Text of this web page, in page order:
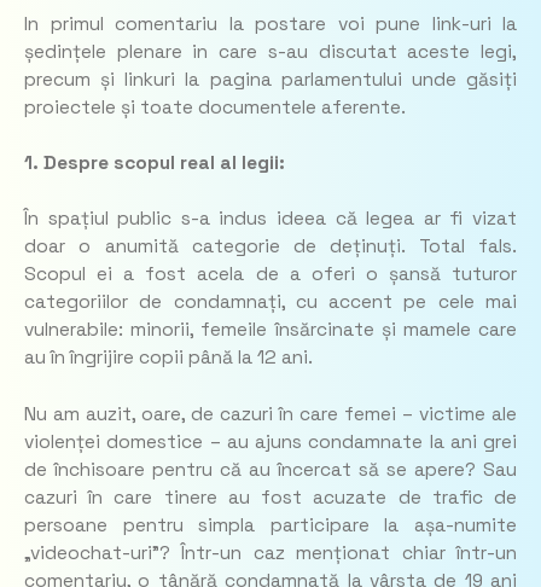
In primul comentariu la postare voi pune link-uri la
ședințele plenare in care s-au discutat aceste legi,
precum și linkuri la pagina parlamentului unde găsiți
proiectele și toate documentele aferente.
1. Despre scopul real al legii:
În spațiul public s-a indus ideea că legea ar fi vizat
doar o anumită categorie de deținuți. Total fals.
Scopul ei a fost acela de a oferi o șansă tuturor
categoriilor de condamnați, cu accent pe cele mai
vulnerabile: minorii, femeile însărcinate și mamele care
au în îngrijire copii până la 12 ani.
Nu am auzit, oare, de cazuri în care femei – victime ale
violenței domestice – au ajuns condamnate la ani grei
de închisoare pentru că au încercat să se apere? Sau
cazuri în care tinere au fost acuzate de trafic de
persoane pentru simpla participare la așa-numite
„videochat-uri”? Într-un caz menționat chiar într-un
comentariu, o tânără condamnată la vârsta de 19 ani